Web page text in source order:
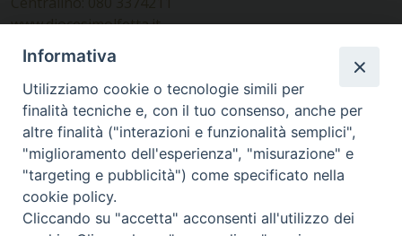
www.diocesimolfetta.it –
diocesimolfetta@pec.chiesacattolica.it
Ufficio Comunicazioni sociali
Piazza Giovene 4 – 70056 Molfetta (BA)
comunicazionisociali@diocesimolfetta.it
SEGUICI SU
Informativa
Utilizziamo cookie o tecnologie simili per
finalità tecniche e, con il tuo consenso, anche per
altre finalità ("interazioni e funzionalità semplici",
"miglioramento dell'esperienza", "misurazione" e
"targeting e pubblicità") come specificato nella
cookie policy.
Cliccando su "accetta" acconsenti all'utilizzo dei